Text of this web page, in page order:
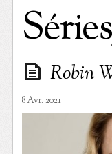
Robin
8 Avr. 2021